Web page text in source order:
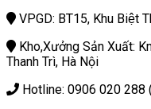
VPGD: BT15, Khu Biệt
Kho,Xưởng Sản Xuất:
Thanh Trì, Hà Nội
Hotline: 0906 020 288